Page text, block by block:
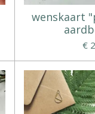
wenskaart
€